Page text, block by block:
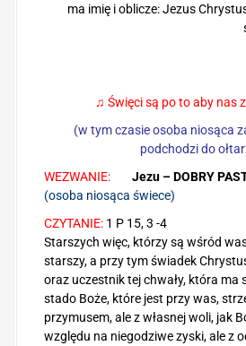
ma imię i oblicze: Jezus
♫ Święci są po to aby nas
(w tym czasie osoba niosąca
podchodzi do
WEZWANIE:
Jezu – DOBRY
(osoba niosąca świece)
CZYTANIE: 1 P 15, 3 -4
Starszych więc, którzy są wśród
starszy, a przy tym świadek
oraz uczestnik tej chwały, która ma
stado Boże, które jest przy was,
przymusem, ale z własnej woli, jak
względu na niegodziwe zyski, ale z